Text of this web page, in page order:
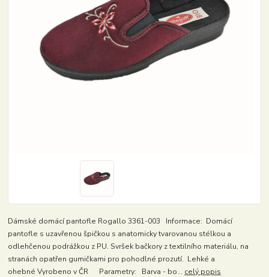
Dámské domácí pantofle Rogallo 3361-003 Informace: Domácí
pantofle s uzavřenou špičkou s anatomicky tvarovanou stélkou a
odlehčenou podrážkou z PU. Svršek bačkory z textilního materiálu, na
stranách opatřen gumičkami pro pohodlné prozutí. Lehké a
ohebné Vyrobeno v ČR Parametry: Barva - bo... celý popis